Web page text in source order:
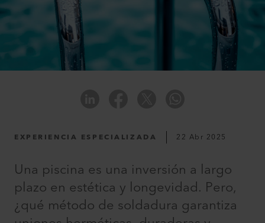
EXPERIENCIA ESPECIALIZADA 22 Abr 2025
Una piscina es una inversión a largo
plazo en estética y longevidad. Pero,
¿qué método de soldadura garantiza